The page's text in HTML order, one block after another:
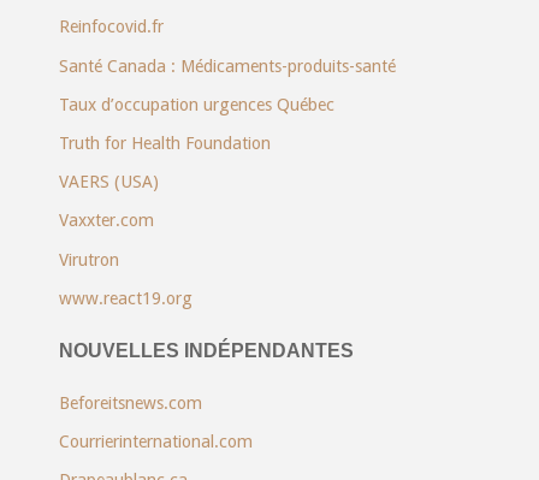
Reinfocovid.fr
Santé Canada : Médicaments-produits-santé
Taux d’occupation urgences Québec
Truth for Health Foundation
VAERS (USA)
Vaxxter.com
Virutron
www.react19.org
NOUVELLES INDÉPENDANTES
Beforeitsnews.com
Courrierinternational.com